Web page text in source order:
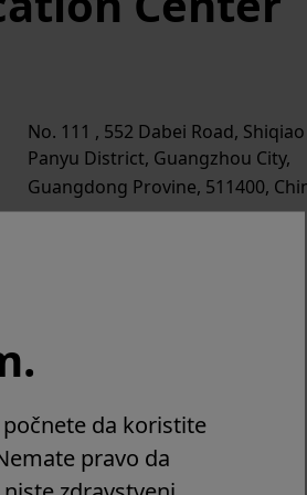
No. 111 , 552 Dabei Road,
Panyu District, Guangzhou City,
Guangdong Provine, 511400,
da koristite
pravo da